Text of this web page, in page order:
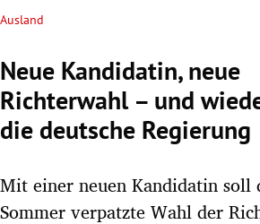
Ausland
Neue Kandidatin, neue
Richterwahl – und
die deutsche Regierung
Mit einer neuen Kandidatin soll
Sommer verpatzte Wahl der